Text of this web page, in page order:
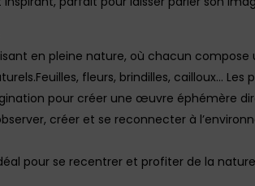
en pleine nature, où chacun compose
fleurs, brindilles, cailloux… Les
pour créer une œuvre éphémère
créer et se reconnecter à
pour se recentrer et profiter de la